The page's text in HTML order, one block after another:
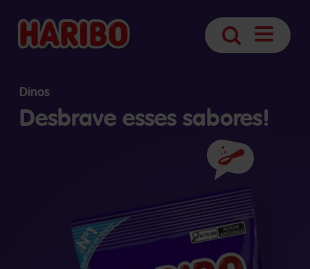
PesquisaAbrir
Dinos
Desbrave esses sabores!
Ingredientes